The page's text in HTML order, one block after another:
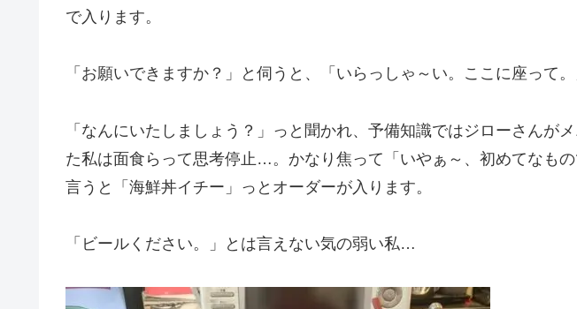
で入ります。
「お願いできますか？」と伺うと、「いらっしゃ～い。ここに座って
「なんにいたしましょう？」っと聞かれ、予備知識ではジローさんが
た私は面食らって思考停止…。かなり焦って「いやぁ～、初めてなも
言うと「海鮮丼イチー」っとオーダーが入ります。
「ビールください。」とは言えない気の弱い私…